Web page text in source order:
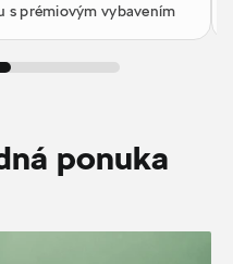
s prémiovým vybavením
ponuka